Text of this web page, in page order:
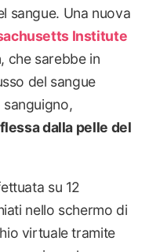
sangue. Una nuova
Institute
che sarebbe in
del sangue
dalla pelle del
su 12
nello schermo di
virtuale tramite